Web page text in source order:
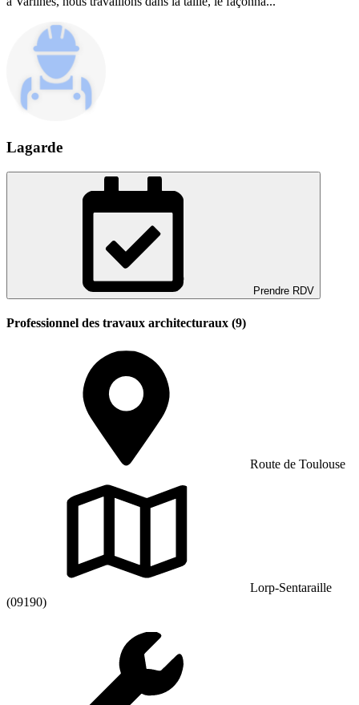
Lagarde
Prendre RDV
Professionnel des travaux architecturaux (9)
Route de Toulouse
Lorp-Sentaraille
(09190)